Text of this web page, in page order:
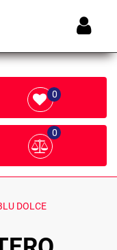
0
0
DOLCE